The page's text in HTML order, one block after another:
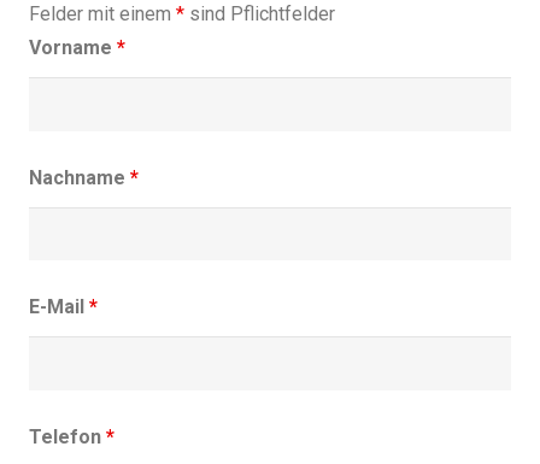
Felder mit einem * sind Pflichtfelder
Vorname *
Nachname *
E-Mail *
Telefon *